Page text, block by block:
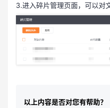
3.进入碎片管理页面，可以对
以上内容是否对您有帮助？